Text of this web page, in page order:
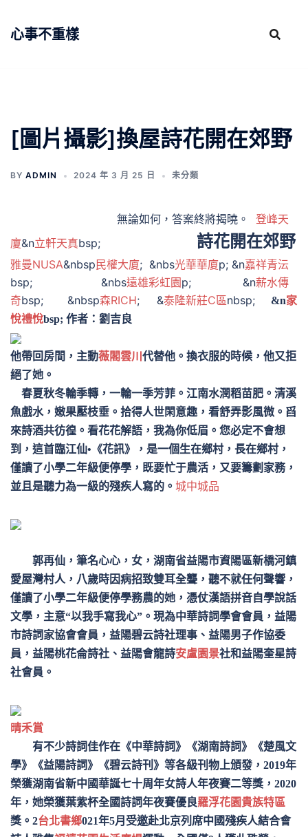
心事不重樣
[圖片攝影]換屋詩花開在郊野
BY ADMIN 2024 年 3 月 25 日 未分類
無論如何，答案終將揭曉。 登峰天
廈&n立軒天真bsp; 詩花開在郊野
雅曼NUSA&nbsp 民權大廈; &nbs光華華廈p; &n嘉祥青沄
bsp; &nbs遠雄彩虹園p; &n薪水傳
奇bsp; &nbsp森RICH; &泰隆新莊C區nbsp; &n家
悅禮悅bsp; 作者：劉吉良
他帶回房間，主動薇閣雲川 代替他。換衣服的時候，他又拒
絕了她。
春夏秋冬輪季轉，一輪一季芳菲。江南水潤稻苗肥。清溪
魚戲水，嫩果壓枝垂。拾得人世閑意趣，看舒弄影風微。舀
來詩酒共彷徨。看花花解語，我為你低眉。您必定不會想
到，這首臨江仙•《花訊》，是一個生在鄉村，長在鄉村，
僅讀了小學二年級便停學，既要忙于農活，又要籌劃家務，
並且是聽力為一級的殘疾人寫的。 城中城品
郭再仙，筆名心心，女，湖南省益陽市資陽區新橋河鎮
愛屋灣村人，八歲時因病招致雙耳全聾，聽不就任何聲響，
僅讀了小學二年級便停學務農的她，憑仗漢語拼音自學說話
文學，主意“以我手寫我心”。現為中華詩詞學會會員，益陽
市詩詞家協會會員，益陽碧云詩社理事、益陽男子作協委
員，益陽桃花侖詩社、益陽會龍詩安盧園景社和益陽奎星詩
社會員。
晴禾賞
有不少詩詞佳作在《中華詩詞》《湖南詩詞》《楚風文
學》《益陽詩詞》《碧云詩刊》等各級刊物上頒發，2019年
榮獲湖南省新中國華誕七十周年女詩人年夜賽二等獎，2020
年，她榮獲葉紫杯全國詩詞年夜賽優良羅浮花園貴族特區
獎。2台北書鄉021年5月受邀赴北京列席中國殘疾人結合會